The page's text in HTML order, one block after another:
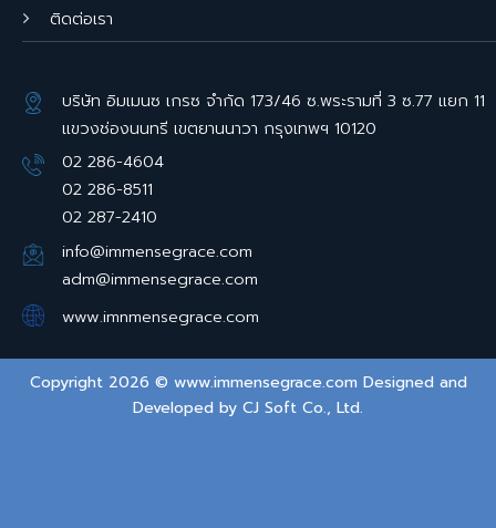
ติดต่อเรา
บริษัท อิมเมนซ เกรซ จำกัด 173/46 ซ.พระรามที่ 3 ซ.77 แยก 11
แขวงช่องนนทรี เขตยานนาวา กรุงเทพฯ 10120
02 286-4604
02 286-8511
02 287-2410
info@immensegrace.com
adm@immensegrace.com
www.imnmensegrace.com
Copyright 2026 © www.immensegrace.com Designed and
Developed by CJ Soft Co., Ltd.